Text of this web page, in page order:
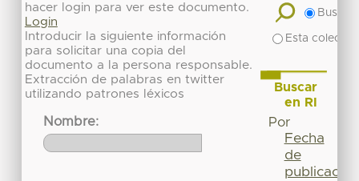
hacer login para ver este documento.
Login
Introducir la siguiente información
para solicitar una copia del
documento a la persona responsable.
Extracción de palabras en twitter
utilizando patrones léxicos
Nombre:
Buscar
Esta
Buscar
en RI
Por
Fecha
de
publicación